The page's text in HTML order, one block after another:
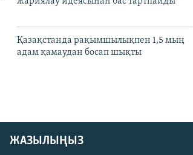
Қазақстанда рақымшылықпен 1,5 мың
адам қамаудан босап шықты
ЖАЗЫЛЫҢЫЗ